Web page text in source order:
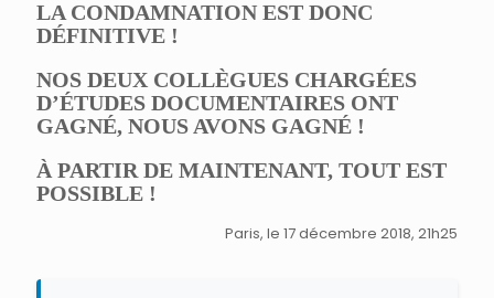
LA CONDAMNATION EST DONC
DÉFINITIVE !
NOS DEUX COLLÈGUES CHARGÉES
D’ÉTUDES DOCUMENTAIRES ONT
GAGNÉ, NOUS AVONS GAGNÉ !
À PARTIR DE MAINTENANT, TOUT EST
POSSIBLE !
Paris, le 17 décembre 2018, 21h25